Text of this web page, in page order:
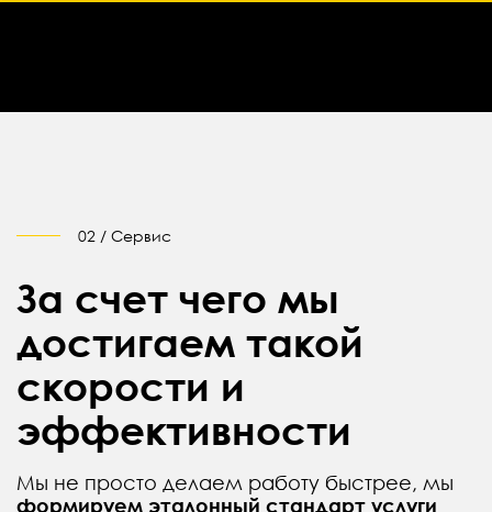
02 / Сервис
За счет чего мы
достигаем такой
скорости и
эффективности
Мы не просто делаем работу быстрее, мы
формируем эталонный стандарт услуги